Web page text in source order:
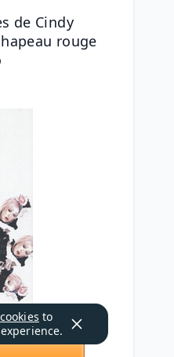
de Cindy
rouge
cookies to